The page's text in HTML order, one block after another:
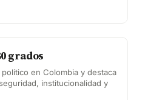
grados
en Colombia y destaca
institucionalidad y